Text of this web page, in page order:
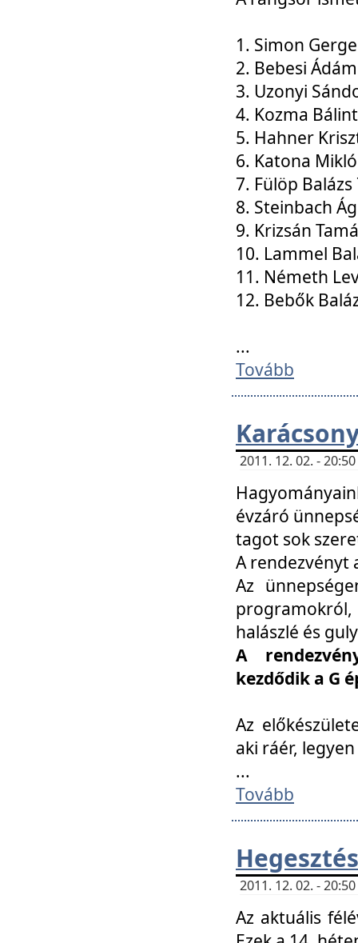
1. Simon
2. Bebesi
3. Uzonyi
4. Kozma
5. Hahner
6. Katona
7. Fülöp
8. Steinbach
9. Krizsán
10. Lammel
11. Németh
12. Bebők
...
Tovább
2011. 12. 02. -
évzáró
tagot sok
A rendezvényt
Az
halászlé és
A
kezdődik a G
Az
aki ráér,
...
Tovább
2011. 12. 02. -
Az aktuális